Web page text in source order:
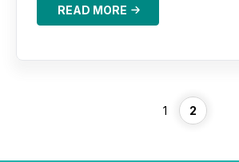
READ MORE
Page
1 Page
2